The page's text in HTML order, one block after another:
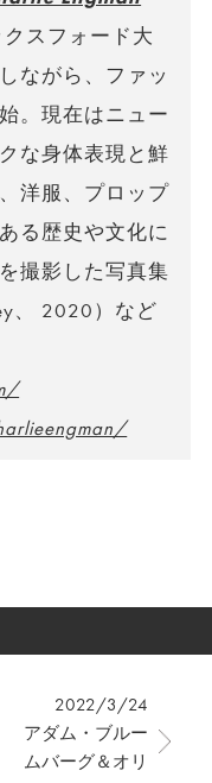
スフォード大
ながら、ファッ
。現在はニュー
な身体表現と鮮
洋服、プロップ
る歴史や文化に
撮影した写真集
、 2020）など
2022/3/24
アダム・ブルー
ムバーグ＆オリ